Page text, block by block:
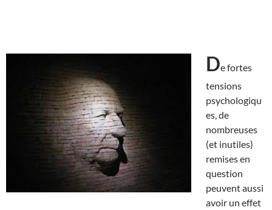
De fortes
tensions
psychologiqu
es, de
nombreuses
(et inutiles)
remises en
question
peuvent aussi
avoir un effet